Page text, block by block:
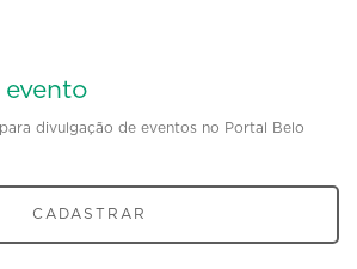
evento
divulgação de eventos no Portal Belo
CADASTRAR